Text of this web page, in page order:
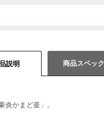
説明 商品スペック
かまど釜」。